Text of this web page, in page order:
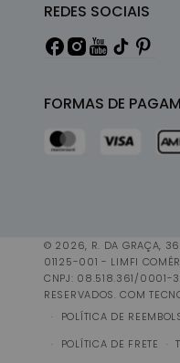
REDES SOCIAIS
FORMAS DE
© 2026, R. DA GRAÇA,
01125-001 - LIMFI
CNPJ: 08.518.361/0001-
RESERVADOS. COM
POLÍTICA DE
POLÍTICA DE FRETE